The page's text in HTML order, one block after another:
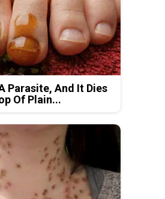
Parasite, And It Dies
Of Plain...